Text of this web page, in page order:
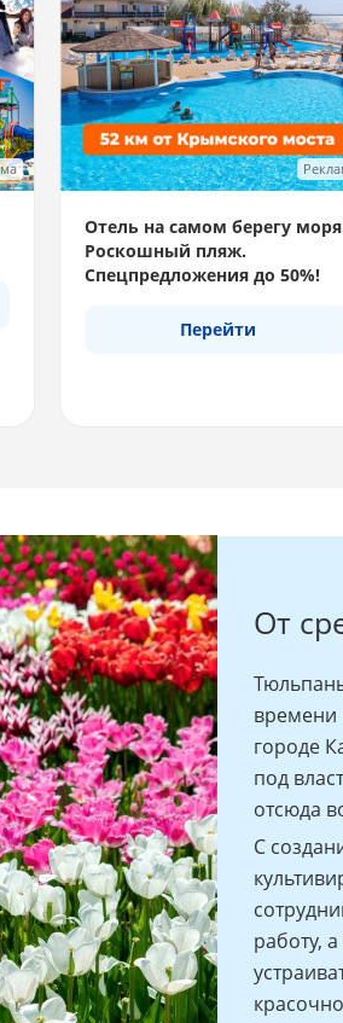
Отель на самом берегу
Роскошный пляж.
Спецпредложения до 50%!
Перейти
От
времени
городе
под
отсюда
С
работу,